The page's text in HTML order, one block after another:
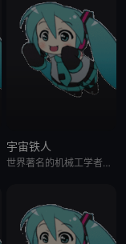
宇宙铁人
世界著名的机械工学者叶山博士，连同大儿子譲治、次子竜治，为最年少的三弟健治举办生日会时，三人就在途中被达达星人捕捉了。后来达达星人派遣机械人军团侵略地球，此时由宇宙来了两个机械人。他们就是移植了譲治及